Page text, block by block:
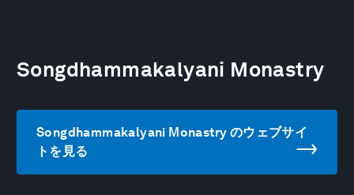
Songdhammakalyani Monastry
Songdhammakalyani Monastry のウェブサイ
トを見る